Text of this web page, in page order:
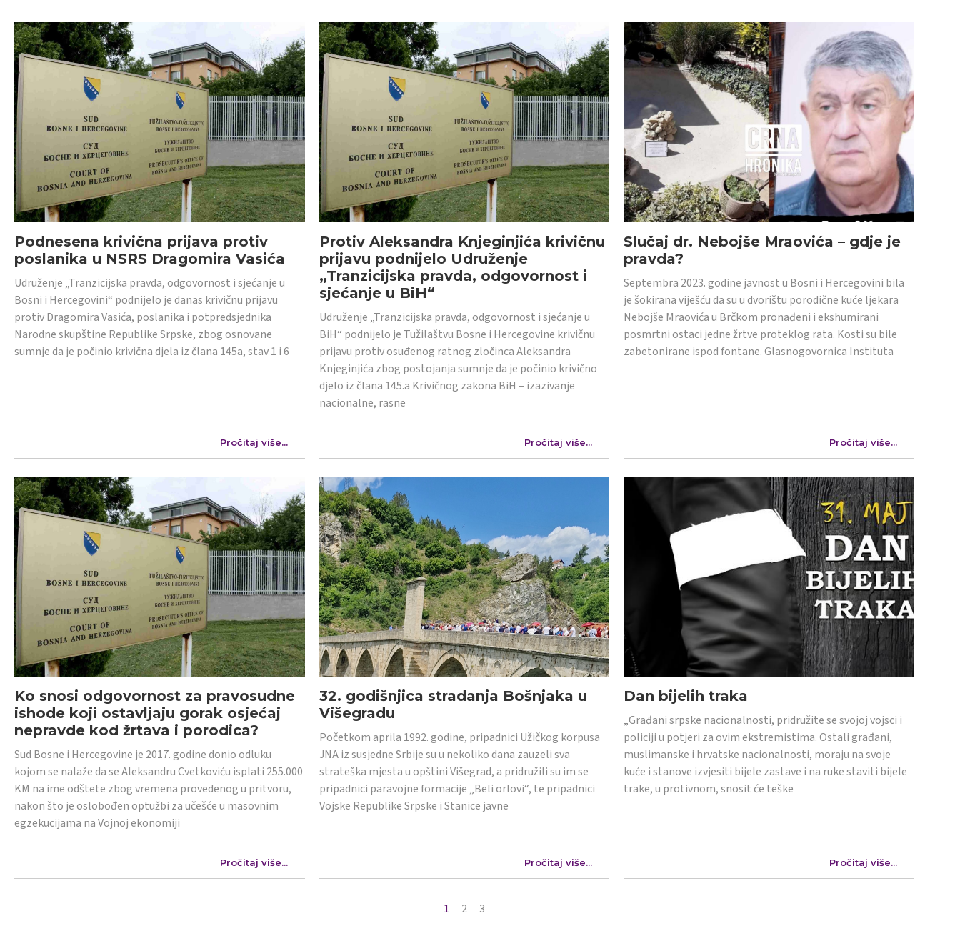
Podnesena krivična prijava protiv
poslanika u NSRS Dragomira Vasića
Udruženje „Tranzicijska pravda, odgovornost i sjećanje u
Bosni i Hercegovini“ podnijelo je danas krivičnu prijavu
protiv Dragomira Vasića, poslanika i potpredsjednika
Narodne skupštine Republike Srpske, zbog osnovane
sumnje da je počinio krivična djela iz člana 145a, stav 1 i 6
Pročitaj više...
Protiv Aleksandra Knjeginjića krivičnu
prijavu podnijelo Udruženje
„Tranzicijska pravda, odgovornost i
sjećanje u BiH“
Udruženje „Tranzicijska pravda, odgovornost i sjećanje u
BiH“ podnijelo je Tužilaštvu Bosne i Hercegovine krivičnu
prijavu protiv osuđenog ratnog zločinca Aleksandra
Knjeginjića zbog postojanja sumnje da je počinio krivično
djelo iz člana 145.a Krivičnog zakona BiH – izazivanje
nacionalne, rasne
Pročitaj više...
Slučaj dr. Nebojše Mraovića – gdje je
pravda?
Septembra 2023. godine javnost u Bosni i Hercegovini bila
je šokirana viješću da su u dvorištu porodične kuće ljekara
Nebojše Mraovića u Brčkom pronađeni i ekshumirani
posmrtni ostaci jedne žrtve proteklog rata. Kosti su bile
zabetonirane ispod fontane. Glasnogovornica Instituta
Pročitaj više...
Ko snosi odgovornost za pravosudne
ishode koji ostavljaju gorak osjećaj
nepravde kod žrtava i porodica?
Sud Bosne i Hercegovine je 2017. godine donio odluku
kojom se nalaže da se Aleksandru Cvetkoviću isplati 255.000
KM na ime odštete zbog vremena provedenog u pritvoru,
nakon što je oslobođen optužbi za učešće u masovnim
egzekucijama na Vojnoj ekonomiji
Pročitaj više...
32. godišnjica stradanja Bošnjaka u
Višegradu
Početkom aprila 1992. godine, pripadnici Užičkog korpusa
JNA iz susjedne Srbije su u nekoliko dana zauzeli sva
strateška mjesta u opštini Višegrad, a pridružili su im se
pripadnici paravojne formacije „Beli orlovi“, te pripadnici
Vojske Republike Srpske i Stanice javne
Pročitaj više...
Dan bijelih traka
„Građani srpske nacionalnosti, pridružite se svojoj vojsci i
policiji u potjeri za ovim ekstremistima. Ostali građani,
muslimanske i hrvatske nacionalnosti, moraju na svoje
kuće i stanove izvjesiti bijele zastave i na ruke staviti bijele
trake, u protivnom, snosit će teške
Pročitaj više...
1 2 3